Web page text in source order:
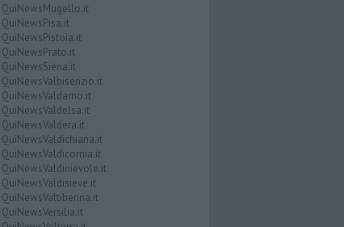
QuiNewsMugello.it
QuiNewsPisa.it
QuiNewsPistoia.it
QuiNewsPrato.it
QuiNewsSiena.it
QuiNewsValbisenzio.it
QuiNewsValdarno.it
QuiNewsValdelsa.it
QuiNewsValdera.it
QuiNewsValdichiana.it
QuiNewsValdicornia.it
QuiNewsValdinievole.it
QuiNewsValdisieve.it
QuiNewsValtiberina.it
QuiNewsVersilia.it